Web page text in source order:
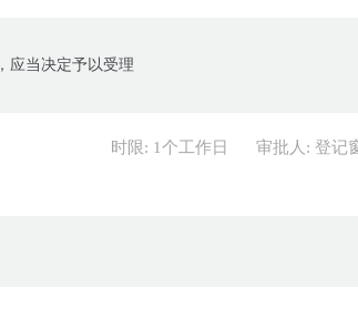
应当决定予以受理
时限: 1个工作日 审批人: 登记